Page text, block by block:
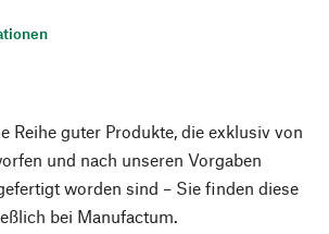
Reihe guter Produkte, die exklusiv von
und nach unseren Vorgaben
worden sind – Sie finden diese
bei Manufactum.